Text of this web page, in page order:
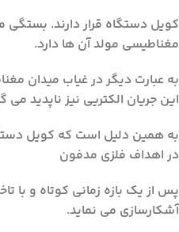
کویل دستگاه قرار دارند.
مغناطیسی مولد آن ها دارد.
به عبارت دیگر در غیاب میدان
این جریان الکتریی نیز ناپدید می
به همین دلیل است که کویل
در اهداف فلزی مدفون
پس از یک بازه زمانی کوتاه و با
آشکارسازی می نماید.